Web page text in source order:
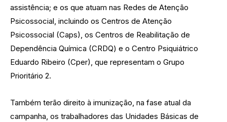
assistência; e os que atuam nas Redes de Atenção
Psicossocial, incluindo os Centros de Atenção
Psicossocial (Caps), os Centros de Reabilitação de
Dependência Química (CRDQ) e o Centro Psiquiátrico
Eduardo Ribeiro (Cper), que representam o Grupo
Prioritário 2.
Também terão direito à imunização, na fase atual da
campanha, os trabalhadores das Unidades Básicas de